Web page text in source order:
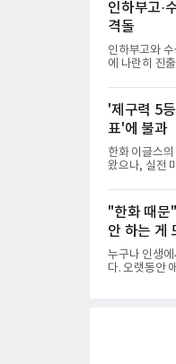
수비를 앞세
미가 컸다. 중
명여고에 패
인하부고·
격돌
인하부고와
에 나란히 진
17-25, 25-21,
앞세워 경기
안정된 조직
합류했다. 치
툴 기회를 잡
'제구력 5
표'에 불과
한화 이글스
왔으나, 실전
결할 특효약
게 2주짜리 족
렵게 됐다.야
의 근육 기억
형은 수백, 수
"한화 때문
안 하는 게
누구나 인생
다. 오랫동안